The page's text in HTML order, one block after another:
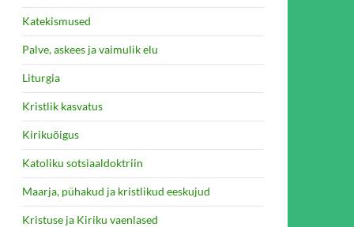
Katekismused
Palve, askees ja vaimulik elu
Liturgia
Kristlik kasvatus
Kirikuõigus
Katoliku sotsiaaldoktriin
Maarja, pühakud ja kristlikud eeskujud
Kristuse ja Kiriku vaenlased